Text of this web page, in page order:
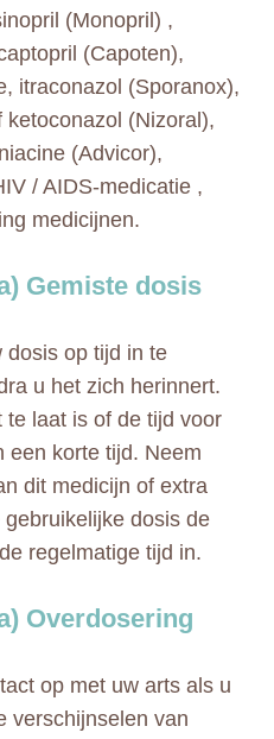
(Monopril) ,
(Capoten),
itraconazol (Sporanox),
(Nizoral),
(Advicor),
/ AIDS-medicatie ,
medicijnen.
Gemiste dosis
dosis op tijd in te
u het zich herinnert.
laat is of de tijd voor
een korte tijd. Neem
dit medicijn of extra
dosis de
regelmatige tijd in.
Overdosering
op met uw arts als u
verschijnselen van